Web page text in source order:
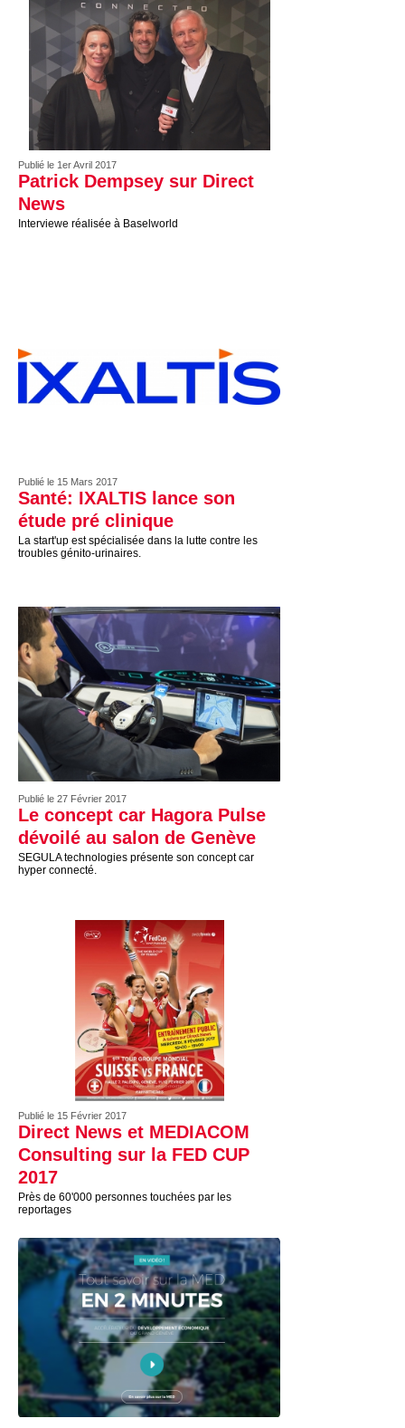
Publié le 1er Avril 2017
Patrick Dempsey sur Direct
News
Interviewe réalisée à Baselworld
Publié le 15 Mars 2017
Santé: IXALTIS lance son
étude pré clinique
La start'up est spécialisée dans la lutte contre les
troubles génito-urinaires.
Publié le 27 Février 2017
Le concept car Hagora Pulse
dévoilé au salon de Genève
SEGULA technologies présente son concept car
hyper connecté.
Publié le 15 Février 2017
Direct News et MEDIACOM
Consulting sur la FED CUP
2017
Près de 60'000 personnes touchées par les
reportages